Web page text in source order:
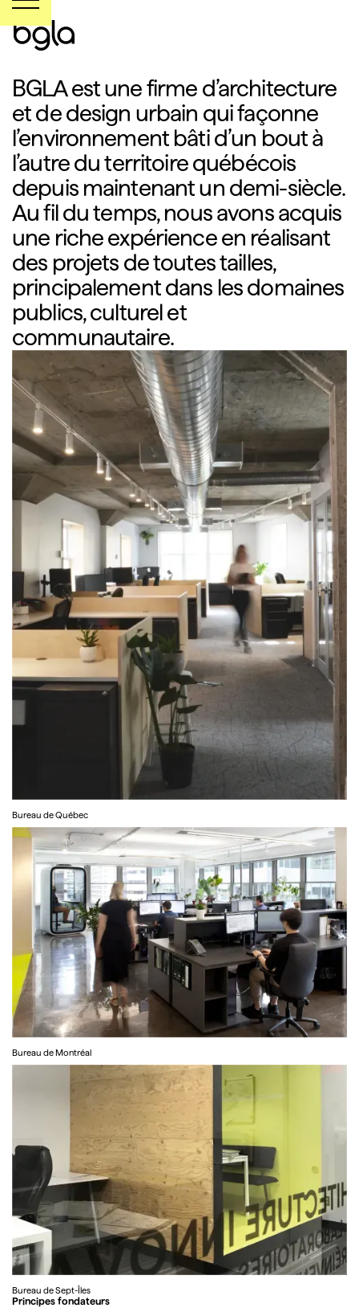
BGLA est une firme d’architecture
et de design urbain qui façonne
l’environnement bâti d’un bout à
l’autre du territoire québécois
depuis maintenant un demi-siècle.
Au fil du temps, nous avons acquis
une riche expérience en réalisant
des projets de toutes tailles,
principalement dans les domaines
publics, culturel et
communautaire.
Bureau de Québec
Bureau de Montréal
Bureau de Sept-Îles
Principes fondateurs